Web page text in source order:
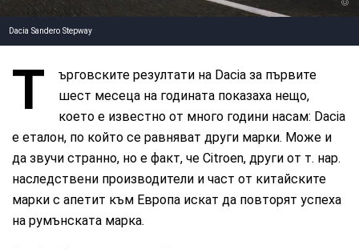
Dacia Sandero Stepway
Т
ърговските резултати на Dacia за първите
шест месеца на годината показаха нещо,
което е известно от много години насам: Dacia
е еталон, по който се равняват други марки. Може и
да звучи странно, но е факт, че Citroen, други от т. нар.
наследствени производители и част от китайските
марки с апетит към Европа искат да повторят успеха
на румънската марка.